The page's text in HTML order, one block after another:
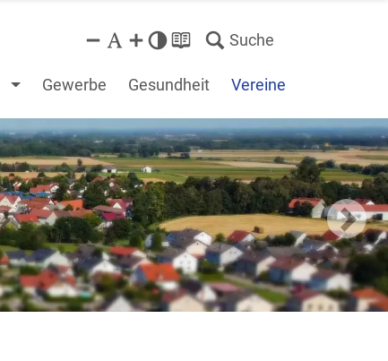
Suche
Gewerbe Gesundheit Vereine